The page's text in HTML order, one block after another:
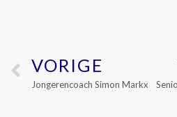
VORIGE
Jongerencoach Simon Markx